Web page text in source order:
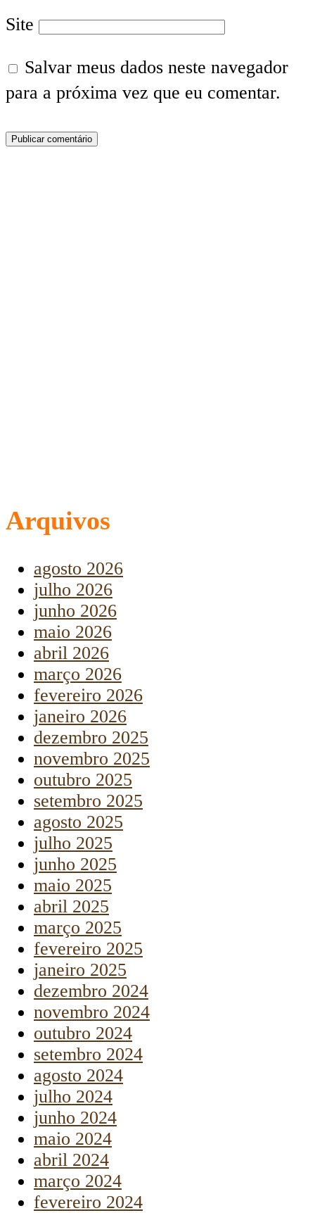
Site
Salvar meus dados neste navegador
para a próxima vez que eu comentar.
Arquivos
agosto 2026
julho 2026
junho 2026
maio 2026
abril 2026
março 2026
fevereiro 2026
janeiro 2026
dezembro 2025
novembro 2025
outubro 2025
setembro 2025
agosto 2025
julho 2025
junho 2025
maio 2025
abril 2025
março 2025
fevereiro 2025
janeiro 2025
dezembro 2024
novembro 2024
outubro 2024
setembro 2024
agosto 2024
julho 2024
junho 2024
maio 2024
abril 2024
março 2024
fevereiro 2024